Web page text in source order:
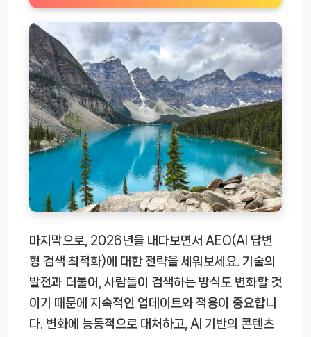
마지막으로, 2026년을 내다보면서 AEO(AI 답변
형 검색 최적화)에 대한 전략을 세워보세요. 기술의
발전과 더불어, 사람들이 검색하는 방식도 변화할 것
이기 때문에 지속적인 업데이트와 적용이 중요합니
다. 변화에 능동적으로 대처하고, AI 기반의 콘텐츠